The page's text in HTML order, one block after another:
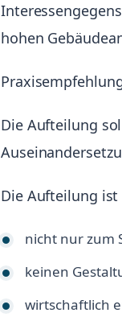
hohen
Die Aufteilung
Die Aufteilung ist
nicht nur zum
keinen
wirtschaftlich